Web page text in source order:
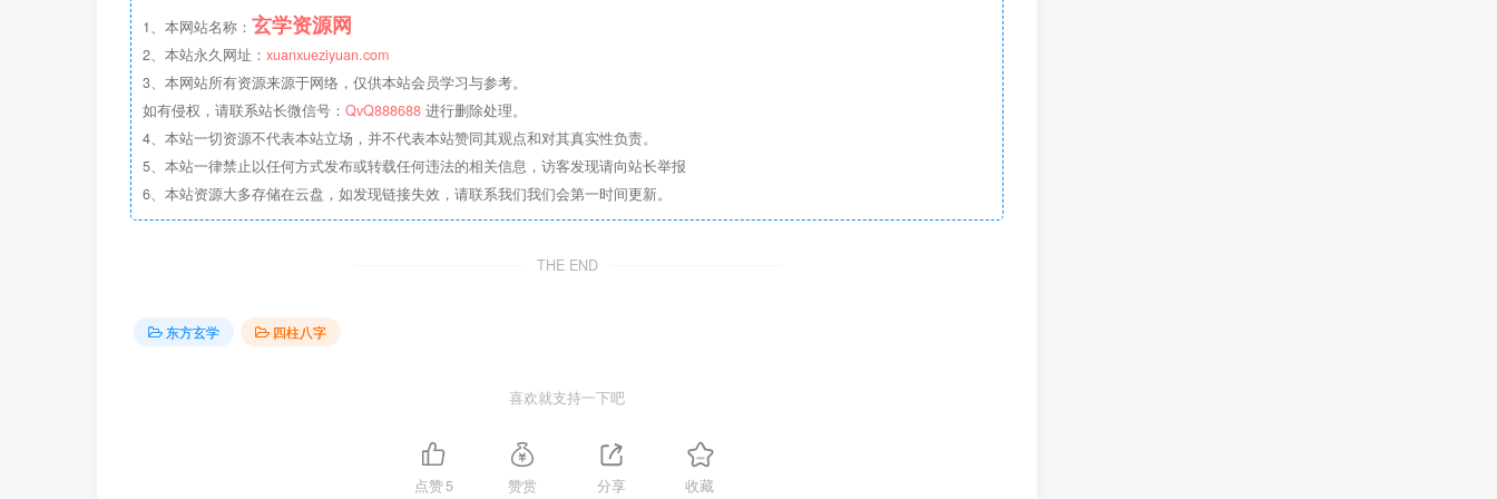
1、本网站名称： 玄学资源网
2、本站永久网址： xuanxueziyuan.com
3、本网站所有资源来源于网络，仅供本站会员学习与参考。
如有侵权，请联系站长微信号： QvQ888688 进行删除处理。
4、本站一切资源不代表本站立场，并不代表本站赞同其观点和对其真实性负责。
5、本站一律禁止以任何方式发布或转载任何违法的相关信息，访客发现请向站长举报
6、本站资源大多存储在云盘，如发现链接失效，请联系我们我们会第一时间更新。
THE END
东方玄学 四柱八字
喜欢就支持一下吧
点赞5 赞赏 分享 收藏